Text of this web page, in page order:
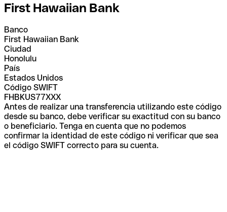
First Hawaiian Bank
Banco
First Hawaiian Bank
Ciudad
Honolulu
País
Estados Unidos
Código SWIFT
FHBKUS77XXX
Antes de realizar una transferencia utilizando este código
desde su banco, debe verificar su exactitud con su banco
o beneficiario. Tenga en cuenta que no podemos
confirmar la identidad de este código ni verificar que sea
el código SWIFT correcto para su cuenta.